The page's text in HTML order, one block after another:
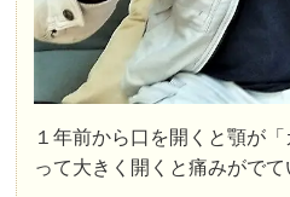
１年前から口を開くと顎が
って大きく開くと痛みがでて